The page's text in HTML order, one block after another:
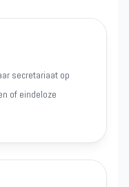
secretariaat op
of eindeloze